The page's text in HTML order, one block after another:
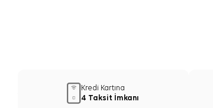
Kredi Kartına
4 Taksit İmkanı